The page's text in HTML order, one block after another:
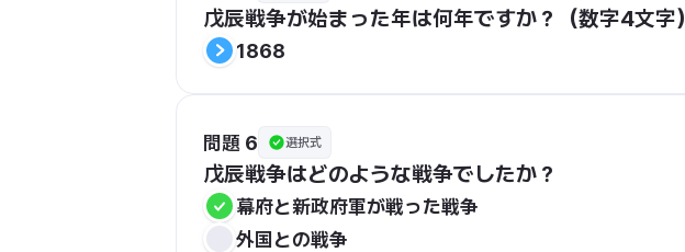
戊辰戦争が始まった年は何年ですか？（数字4文字）
1868
問題 6 選択式
戊辰戦争はどのような戦争でしたか？
幕府と新政府軍が戦った戦争
外国との戦争